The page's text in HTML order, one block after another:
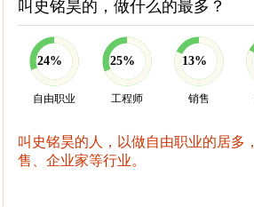
叫史铭昊的，做什么的最多？
24%
自由职业
25%
工程师
13%
销售
叫史铭昊的人，以做自由职业的居多
售、企业家等行业。